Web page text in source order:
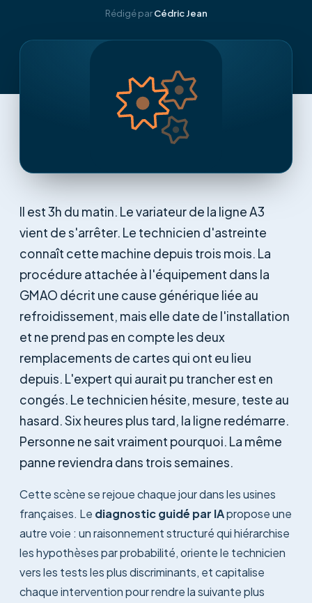
Rédigé parCédric Jean
Il est 3h du matin. Le variateur de la ligne A3
vient de s'arrêter. Le technicien d'astreinte
connaît cette machine depuis trois mois. La
procédure attachée à l'équipement dans la
GMAO décrit une cause générique liée au
refroidissement, mais elle date de l'installation
et ne prend pas en compte les deux
remplacements de cartes qui ont eu lieu
depuis. L'expert qui aurait pu trancher est en
congés. Le technicien hésite, mesure, teste au
hasard. Six heures plus tard, la ligne redémarre.
Personne ne sait vraiment pourquoi. La même
panne reviendra dans trois semaines.
Cette scène se rejoue chaque jour dans les usines
françaises. Le diagnostic guidé par IApropose une
autre voie : un raisonnement structuré qui hiérarchise
les hypothèses par probabilité, oriente le technicien
vers les tests les plus discriminants, et capitalise
chaque intervention pour rendre la suivante plus